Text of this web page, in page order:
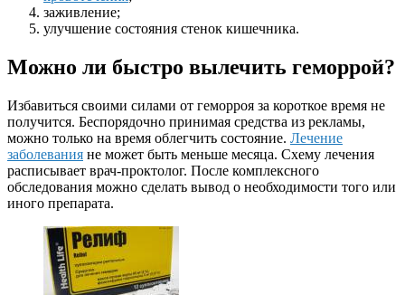
заживление;
улучшение состояния стенок кишечника.
Можно ли быстро вылечить геморрой?
Избавиться своими силами от геморроя за короткое время не
получится. Беспорядочно принимая средства из рекламы,
можно только на время облегчить состояние. Лечение
заболевания не может быть меньше месяца. Схему лечения
расписывает врач-проктолог. После комплексного
обследования можно сделать вывод о необходимости того или
иного препарата.